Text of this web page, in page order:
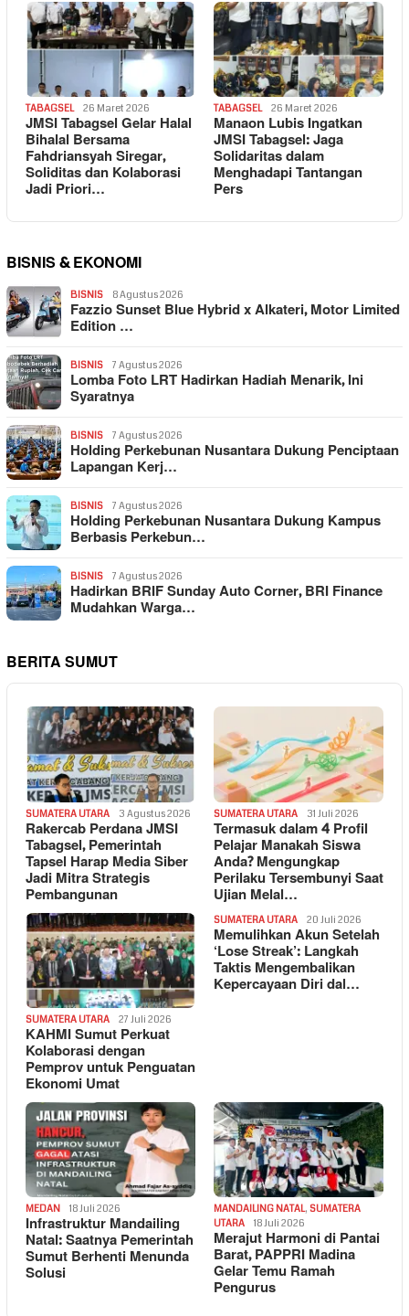
TABAGSEL 26 Maret 2026
JMSI Tabagsel Gelar Halal
Bihalal Bersama
Fahdriansyah Siregar,
Soliditas dan Kolaborasi
Jadi Priori…
TABAGSEL 26 Maret 2026
Manaon Lubis Ingatkan
JMSI Tabagsel: Jaga
Solidaritas dalam
Menghadapi Tantangan
Pers
BISNIS & EKONOMI
BISNIS 8 Agustus 2026
Fazzio Sunset Blue Hybrid x Alkateri, Motor Limited
Edition …
BISNIS 7 Agustus 2026
Lomba Foto LRT Hadirkan Hadiah Menarik, Ini
Syaratnya
BISNIS 7 Agustus 2026
Holding Perkebunan Nusantara Dukung Penciptaan
Lapangan Kerj…
BISNIS 7 Agustus 2026
Holding Perkebunan Nusantara Dukung Kampus
Berbasis Perkebun…
BISNIS 7 Agustus 2026
Hadirkan BRIF Sunday Auto Corner, BRI Finance
Mudahkan Warga…
BERITA SUMUT
SUMATERA UTARA 3 Agustus 2026
Rakercab Perdana JMSI
Tabagsel, Pemerintah
Tapsel Harap Media Siber
Jadi Mitra Strategis
Pembangunan
SUMATERA UTARA 31 Juli 2026
Termasuk dalam 4 Profil
Pelajar Manakah Siswa
Anda? Mengungkap
Perilaku Tersembunyi Saat
Ujian Melal…
SUMATERA UTARA 27 Juli 2026
KAHMI Sumut Perkuat
Kolaborasi dengan
Pemprov untuk Penguatan
Ekonomi Umat
SUMATERA UTARA 20 Juli 2026
Memulihkan Akun Setelah
‘Lose Streak’: Langkah
Taktis Mengembalikan
Kepercayaan Diri dal…
MEDAN 18 Juli 2026
Infrastruktur Mandailing
Natal: Saatnya Pemerintah
Sumut Berhenti Menunda
Solusi
MANDAILING NATAL, SUMATERA
UTARA
18 Juli 2026
Merajut Harmoni di Pantai
Barat, PAPPRI Madina
Gelar Temu Ramah
Pengurus